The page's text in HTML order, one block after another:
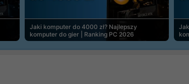
Jaki komputer do 4000 zł? Najlepszy
komputer do gier | Ranking PC 2026